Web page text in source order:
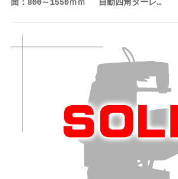
面：800～1550ｍｍ 自動四角ターレ…